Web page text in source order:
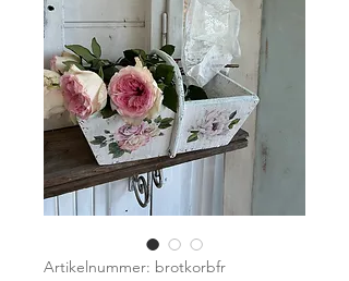
Artikelnummer: brotkorbfr